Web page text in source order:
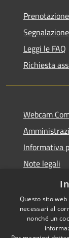
Leggi le FAQ
Richiesta
Webcam
Informativa
Note legali
Questo sito
necessari al
nonché un